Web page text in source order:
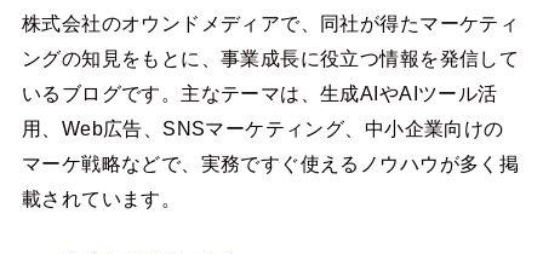
株式会社のオウンドメディアで、同社が得たマーケティ
ングの知見をもとに、事業成長に役立つ情報を発信して
いるブログです。主なテーマは、生成AIやAIツール活
用、Web広告、SNSマーケティング、中小企業向けの
マーケ戦略などで、実務ですぐ使えるノウハウが多く掲
載されています。